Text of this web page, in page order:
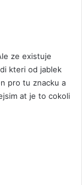
ze existuje
kteri od jablek
pro tu znacku a
at je to cokoli